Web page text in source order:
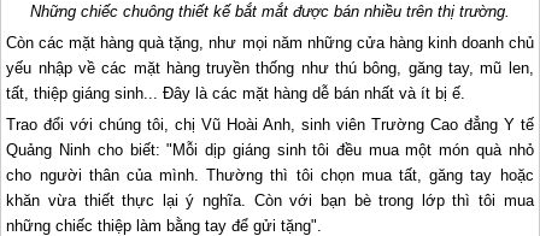
Những chiếc chuông thiết kế bắt mắt được bán nhiều trên thị trường.
Còn các mặt hàng quà tặng, như mọi năm những cửa hàng kinh doanh chủ
yếu nhập về các mặt hàng truyền thống như thú bông, găng tay, mũ len,
tất, thiệp giáng sinh... Đây là các mặt hàng dễ bán nhất và ít bị ế.
Trao đổi với chúng tôi, chị Vũ Hoài Anh, sinh viên Trường Cao đẳng Y tế
Quảng Ninh cho biết: "Mỗi dịp giáng sinh tôi đều mua một món quà nhỏ
cho người thân của mình. Thường thì tôi chọn mua tất, găng tay hoặc
khăn vừa thiết thực lại ý nghĩa. Còn với bạn bè trong lớp thì tôi mua
những chiếc thiệp làm bằng tay để gửi tặng".